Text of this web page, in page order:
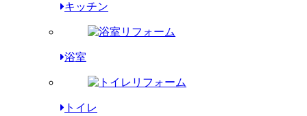
キッチン
浴室
トイレ